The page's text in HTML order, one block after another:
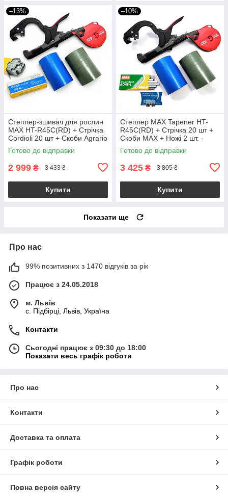
–13%
Степлер-зшивач для рослин
MAX HT-R45C(RD) + Стрічка
Cordioli 20 шт + Скоби Agrario
- Тапенер Акційний Набір
Готово до відправки
2 999 ₴ 3 433 ₴
Купити
–10%
Степлер MAX Tapener HT-
R45C(RD) + Cтрічка 20 шт +
Cкоби MAX + Ножі 2 шт. -
максимальний набір
Готово до відправки
3 425 ₴ 3 805 ₴
Купити
Показати ще
Про нас
99% позитивних з 1470 відгуків за рік
Працює з 24.05.2018
м. Львів
c. Підбірці, Львів, Україна
Контакти
Сьогодні працює з 09:30 до 18:00
Показати весь графік роботи
Про нас
Контакти
Доставка та оплата
Графік роботи
Повна версія сайту